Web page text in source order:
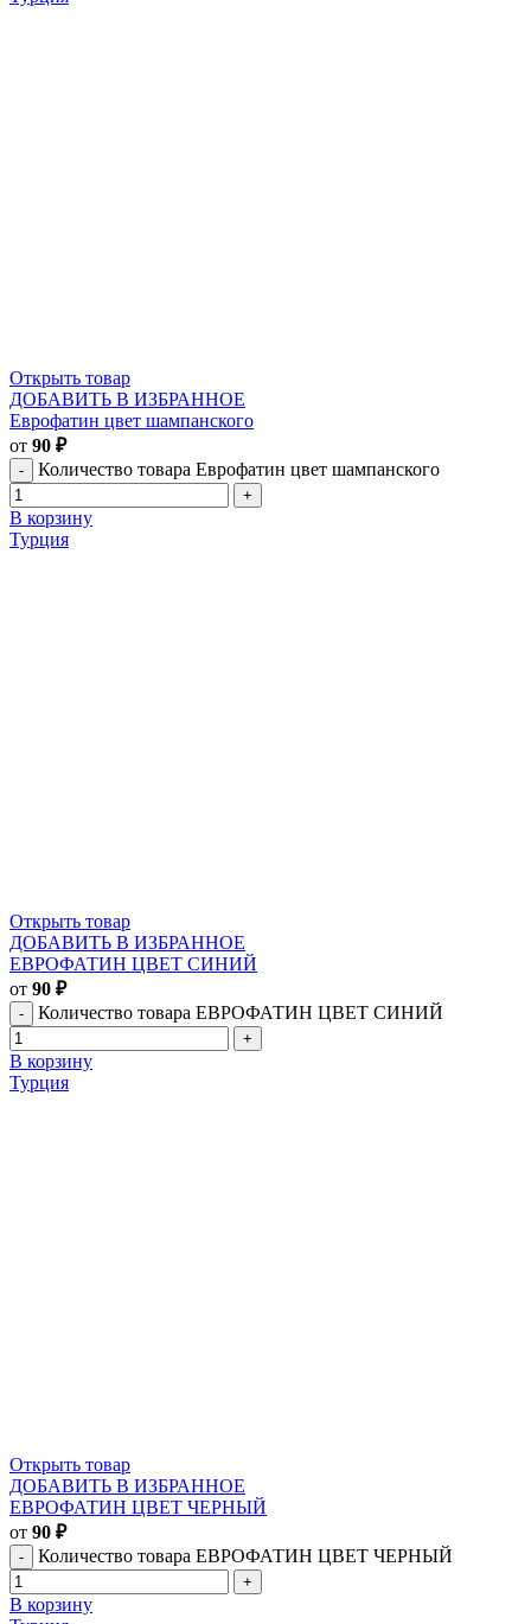
Открыть товар
ДОБАВИТЬ В ИЗБРАННОЕ
Еврофатин цвет шампанского
от 90 ₽
Количество товара Еврофатин цвет шампанского
В корзину
Турция
Открыть товар
ДОБАВИТЬ В ИЗБРАННОЕ
ЕВРОФАТИН ЦВЕТ СИНИЙ
от 90 ₽
Количество товара ЕВРОФАТИН ЦВЕТ СИНИЙ
В корзину
Турция
Открыть товар
ДОБАВИТЬ В ИЗБРАННОЕ
ЕВРОФАТИН ЦВЕТ ЧЕРНЫЙ
от 90 ₽
Количество товара ЕВРОФАТИН ЦВЕТ ЧЕРНЫЙ
В корзину